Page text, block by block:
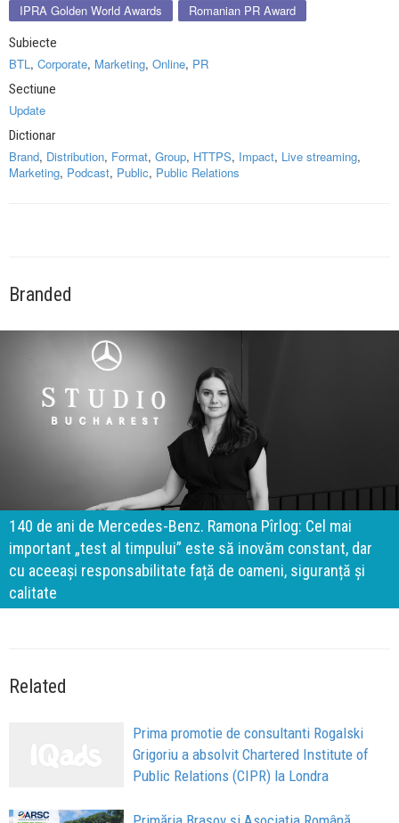
IPRA Golden World Awards Romanian PR Award
Subiecte
BTL, Corporate, Marketing, Online, PR
Sectiune
Update
Dictionar
Brand, Distribution, Format, Group, HTTPS, Impact, Live streaming,
Marketing, Podcast, Public, Public Relations
Branded
140 de ani de Mercedes-Benz. Ramona Pîrlog: Cel mai
important „test al timpului” este să inovăm constant, dar
cu aceeași responsabilitate față de oameni, siguranță și
calitate
Related
Prima promotie de consultanti Rogalski
Grigoriu a absolvit Chartered Institute of
Public Relations (CIPR) la Londra